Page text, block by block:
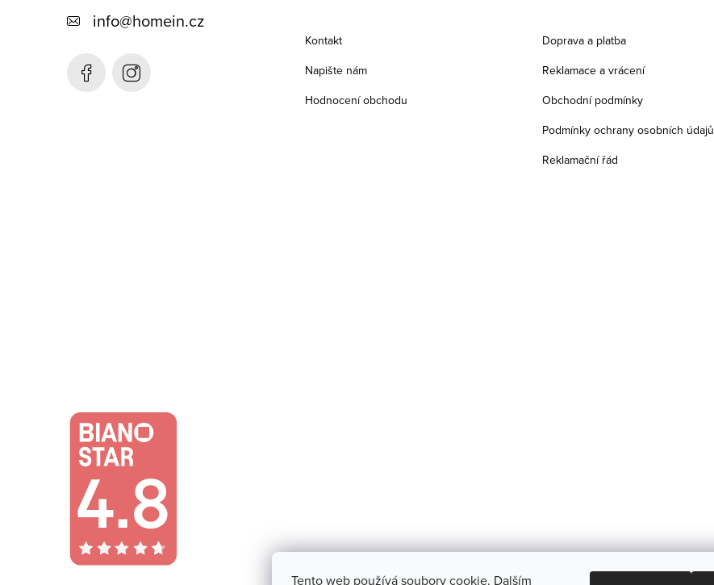
Tento web používá soubory cookie. Dalším
info@homein.cz
Kontakt
Napište nám
Hodnocení obchodu
Doprava a platba
Reklamace a vrácení
Obchodní podmínky
Podmínky ochrany osobních údajů
Reklamační řád